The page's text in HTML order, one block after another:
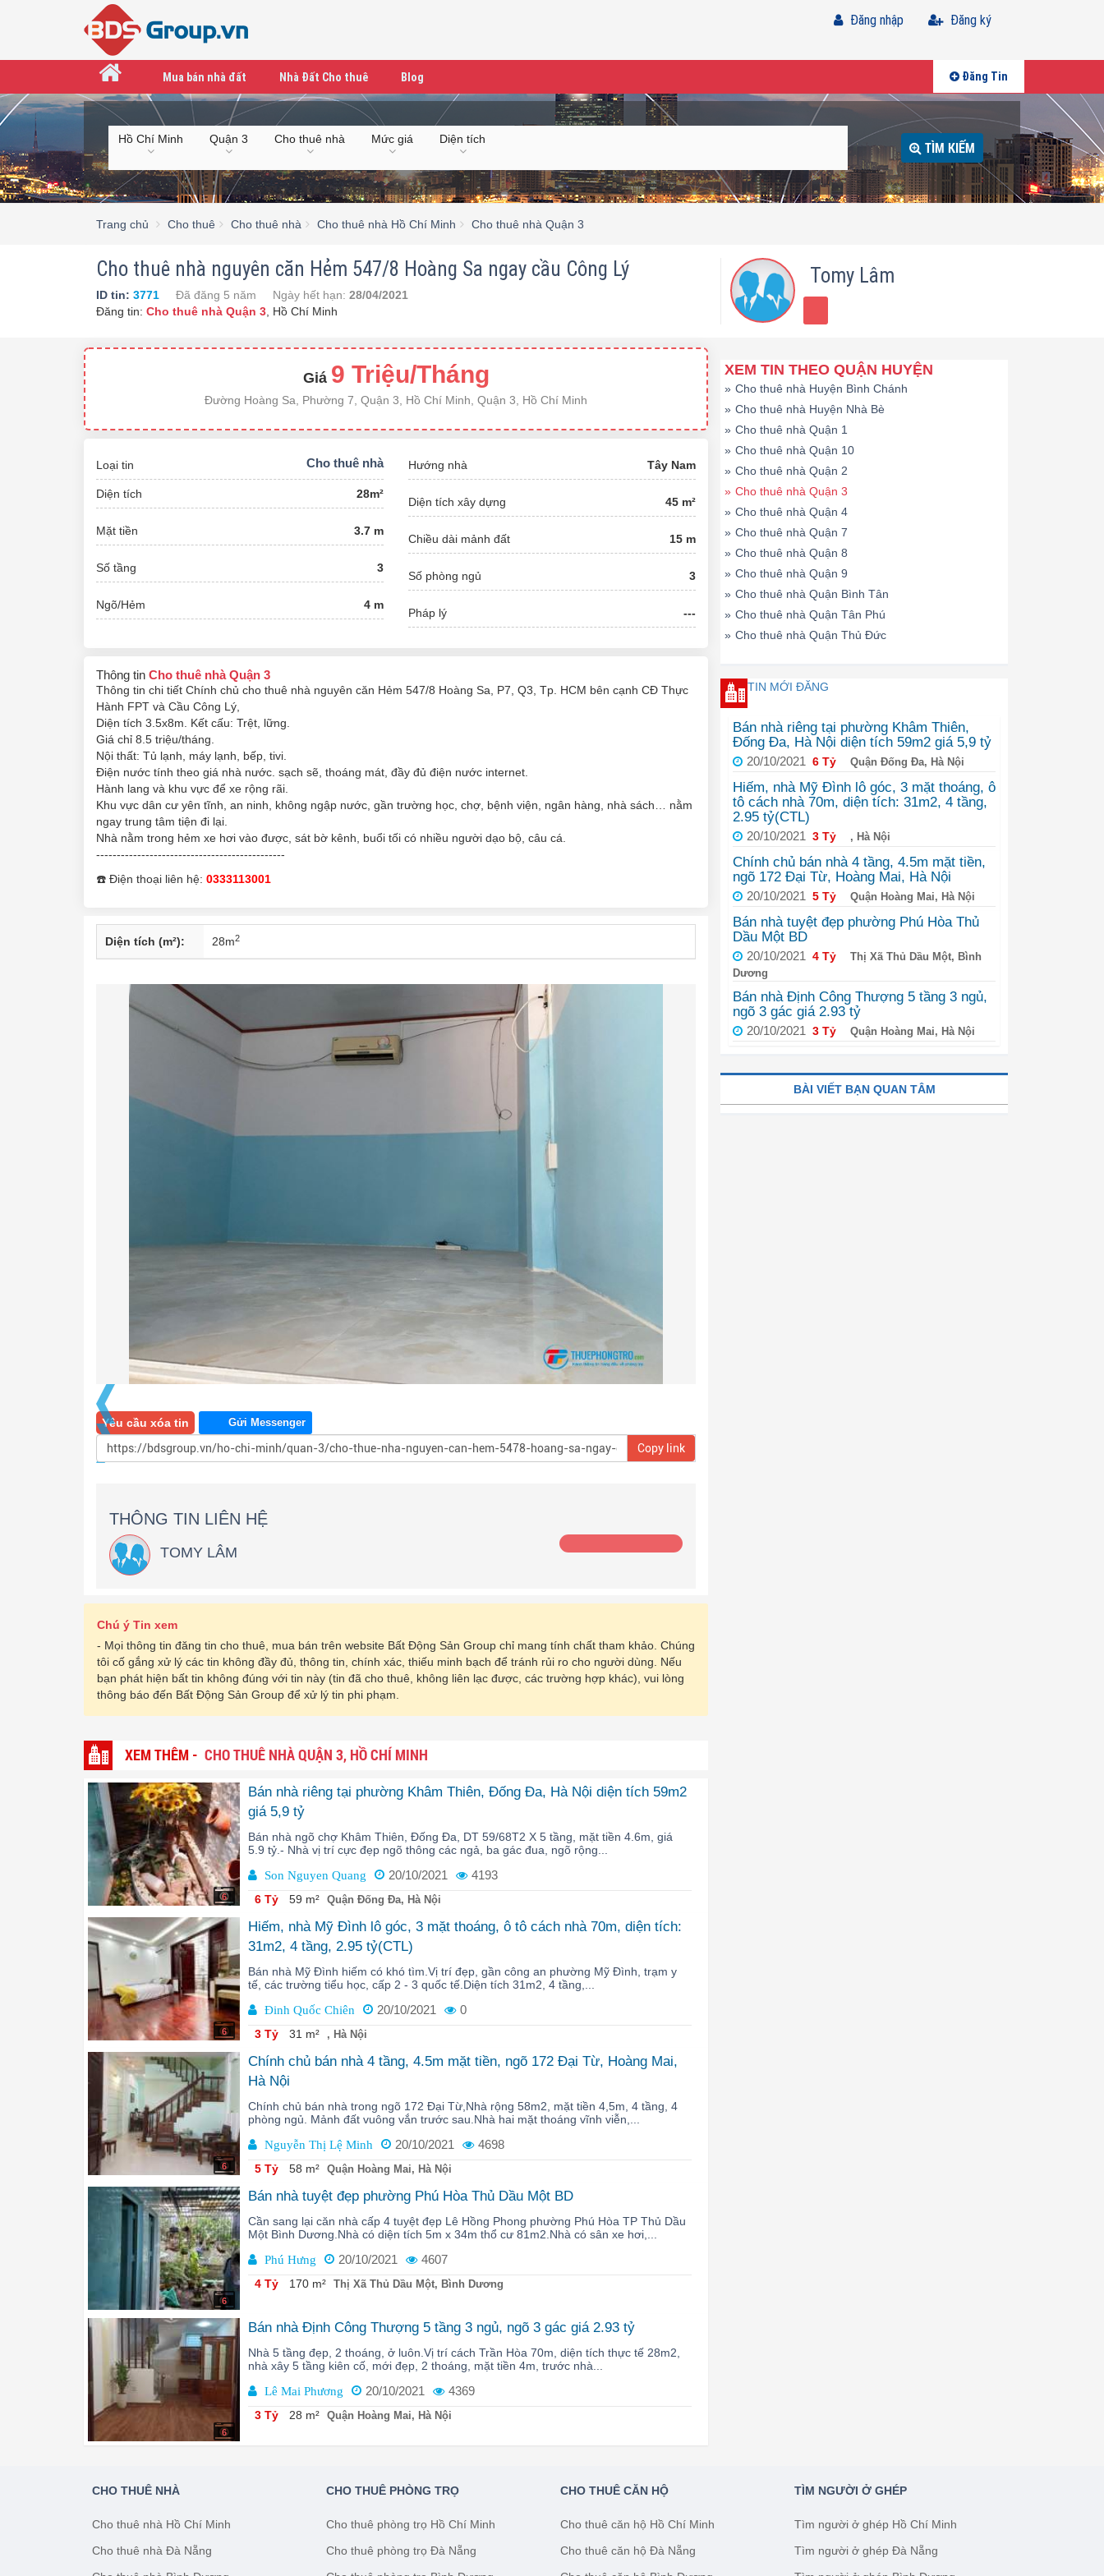
Đăng ký
Đăng nhập
Mua bán nhà đất Nhà Đất Cho thuê Blog Đăng Tin
Hồ Chí Minh Quận 3 Cho thuê nhà Mức giá Diện tích TÌM KIẾM
Trang chủ Cho thuê Cho thuê nhà Cho thuê nhà Hồ Chí Minh Cho thuê nhà Quận 3
Cho thuê nhà nguyên căn Hẻm 547/8 Hoàng Sa ngay cầu Công Lý
ID tin: 3771 Đã đăng 5 năm Ngày hết hạn: 28/04/2021
Đăng tin: Cho thuê nhà Quận 3 Hồ Chí Minh
Tomy Lâm
Giá 9 Triệu/Tháng
Đường Hoàng Sa, Phường 7, Quận 3, Hồ Chí Minh, Quận 3, Hồ Chí Minh
Loại tin Cho thuê nhà
Diện tích 28m²
Mặt tiền 3.7 m
Số tầng 3
Ngõ/Hẻm 4 m
Hướng nhà Tây Nam
Diện tích xây dựng 45 m²
Chiều dài mảnh đất 15 m
Số phòng ngủ 3
Pháp lý ---
Thông tin Cho thuê nhà Quận 3
Thông tin chi tiết Chính chủ cho thuê nhà nguyên căn Hẻm 547/8 Hoàng Sa, P7, Q3, Tp. HCM bên cạnh CĐ Thực
Hành FPT và Cầu Công Lý,
Diện tích 3.5x8m. Kết cấu: Trệt, lững.
Giá chỉ 8.5 triệu/tháng.
Nội thất: Tủ lạnh, máy lạnh, bếp, tivi.
Điện nước tính theo giá nhà nước. sạch sẽ, thoáng mát, đầy đủ điện nước internet.
Hành lang và khu vực để xe rộng rãi.
Khu vực dân cư yên tĩnh, an ninh, không ngập nước, gần trường học, chợ, bệnh viện, ngân hàng, nhà sách… nằm
ngay trung tâm tiện đi lại.
Nhà nằm trong hẻm xe hơi vào được, sát bờ kênh, buổi tối có nhiều người dạo bộ, câu cá.
----------------------------------------------
☎️ Điện thoại liên hệ: 0333113001
Diện tích (m²): 28m2
Yêu cầu xóa tin Gửi Messenger
Copy link
THÔNG TIN LIÊN HỆ
TOMY LÂM
Chú ý Tin xem
- Mọi thông tin đăng tin cho thuê, mua bán trên website Bất Động Sản Group chỉ mang tính chất tham khảo. Chúng
tôi cố gắng xử lý các tin không đầy đủ, thông tin, chính xác, thiếu minh bạch để tránh rủi ro cho người dùng. Nếu
bạn phát hiện bất tin không đúng với tin này (tin đã cho thuê, không liên lạc được, các trường hợp khác), vui lòng
thông báo đến Bất Động Sản Group để xử lý tin phi phạm.
XEM THÊM - CHO THUÊ NHÀ QUẬN 3, HỒ CHÍ MINH
6
Bán nhà riêng tại phường Khâm Thiên, Đống Đa, Hà Nội diện tích 59m2
giá 5,9 tỷ
Bán nhà ngõ chợ Khâm Thiên, Đống Đa, DT 59/68T2 X 5 tầng, mặt tiền 4.6m, giá
5.9 tỷ.- Nhà vị trí cực đẹp ngõ thông các ngả, ba gác đua, ngõ rộng...
Son Nguyen Quang 20/10/2021 4193
6 Tỷ 59 m² Quận Đống Đa, Hà Nội
6
Hiếm, nhà Mỹ Đình lô góc, 3 mặt thoáng, ô tô cách nhà 70m, diện tích:
31m2, 4 tầng, 2.95 tỷ(CTL)
Bán nhà Mỹ Đình hiếm có khó tìm.Vị trí đẹp, gần công an phường Mỹ Đình, trạm y
tế, các trường tiểu học, cấp 2 - 3 quốc tế.Diện tích 31m2, 4 tầng,...
Đinh Quốc Chiên 20/10/2021 0
3 Tỷ 31 m² , Hà Nội
6
Chính chủ bán nhà 4 tầng, 4.5m mặt tiền, ngõ 172 Đại Từ, Hoàng Mai,
Hà Nội
Chính chủ bán nhà trong ngõ 172 Đại Từ,Nhà rộng 58m2, mặt tiền 4,5m, 4 tầng, 4
phòng ngủ. Mảnh đất vuông vắn trước sau.Nhà hai mặt thoáng vĩnh viễn,...
Nguyễn Thị Lệ Minh 20/10/2021 4698
5 Tỷ 58 m² Quận Hoàng Mai, Hà Nội
6
Bán nhà tuyệt đẹp phường Phú Hòa Thủ Dầu Một BD
Cần sang lại căn nhà cấp 4 tuyệt đẹp Lê Hồng Phong phường Phú Hòa TP Thủ Dầu
Một Bình Dương.Nhà có diện tích 5m x 34m thổ cư 81m2.Nhà có sân xe hơi,...
Phú Hưng 20/10/2021 4607
4 Tỷ 170 m² Thị Xã Thủ Dầu Một, Bình Dương
6
Bán nhà Định Công Thượng 5 tầng 3 ngủ, ngõ 3 gác giá 2.93 tỷ
Nhà 5 tầng đẹp, 2 thoáng, ở luôn.Vị trí cách Trần Hòa 70m, diện tích thực tế 28m2,
nhà xây 5 tầng kiên cố, mới đẹp, 2 thoáng, mặt tiền 4m, trước nhà...
Lê Mai Phương 20/10/2021 4369
3 Tỷ 28 m² Quận Hoàng Mai, Hà Nội
XEM TIN THEO QUẬN HUYỆN
» Cho thuê nhà Huyện Bình Chánh
» Cho thuê nhà Huyện Nhà Bè
» Cho thuê nhà Quận 1
» Cho thuê nhà Quận 10
» Cho thuê nhà Quận 2
» Cho thuê nhà Quận 3
» Cho thuê nhà Quận 4
» Cho thuê nhà Quận 7
» Cho thuê nhà Quận 8
» Cho thuê nhà Quận 9
» Cho thuê nhà Quận Bình Tân
» Cho thuê nhà Quận Tân Phú
» Cho thuê nhà Quận Thủ Đức
TIN MỚI ĐĂNG
Bán nhà riêng tại phường Khâm Thiên,
Đống Đa, Hà Nội diện tích 59m2 giá 5,9 tỷ
20/10/2021 6 Tỷ Quận Đống Đa, Hà Nội
Hiếm, nhà Mỹ Đình lô góc, 3 mặt thoáng, ô
tô cách nhà 70m, diện tích: 31m2, 4 tầng,
2.95 tỷ(CTL)
20/10/2021 3 Tỷ , Hà Nội
Chính chủ bán nhà 4 tầng, 4.5m mặt tiền,
ngõ 172 Đại Từ, Hoàng Mai, Hà Nội
20/10/2021 5 Tỷ Quận Hoàng Mai, Hà Nội
Bán nhà tuyệt đẹp phường Phú Hòa Thủ
Dầu Một BD
20/10/2021 4 Tỷ
Thị Xã Thủ Dầu Một, Bình
Dương
Bán nhà Định Công Thượng 5 tầng 3 ngủ,
ngõ 3 gác giá 2.93 tỷ
20/10/2021 3 Tỷ Quận Hoàng Mai, Hà Nội
BÀI VIẾT BẠN QUAN TÂM
CHO THUÊ NHÀ
Cho thuê nhà Hồ Chí Minh
Cho thuê nhà Đà Nẵng
CHO THUÊ PHÒNG TRỌ
Cho thuê phòng trọ Hồ Chí Minh
Cho thuê phòng trọ Đà Nẵng
CHO THUÊ CĂN HỘ
Cho thuê căn hộ Hồ Chí Minh
Cho thuê căn hộ Đà Nẵng
TÌM NGƯỜI Ở GHÉP
Tìm người ở ghép Hồ Chí Minh
Tìm người ở ghép Đà Nẵng